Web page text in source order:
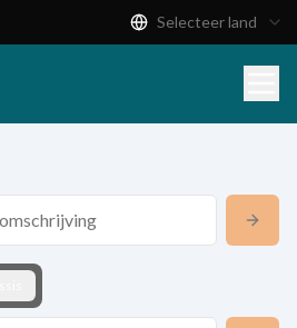
Selecteer land